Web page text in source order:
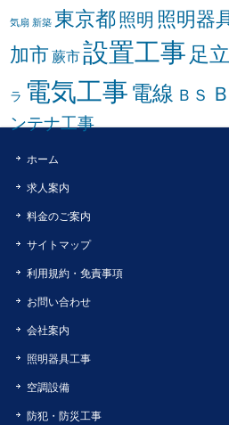
気扇 新築 東京都照明 照明器
加市 蕨市設置工事 足
ラ 電気工事 電線 ＢＳ
ンテナ工事
ホーム
求人案内
料金のご案内
サイトマップ
利用規約・免責事項
お問い合わせ
会社案内
照明器具工事
空調設備
防犯・防災工事